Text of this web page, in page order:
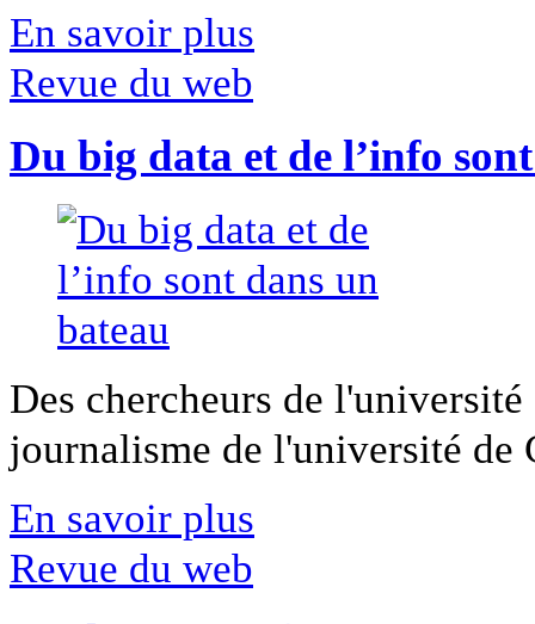
En savoir plus
Revue du web
Du big data et de l’info
Des chercheurs de
journalisme de l'université
En savoir plus
Revue du web